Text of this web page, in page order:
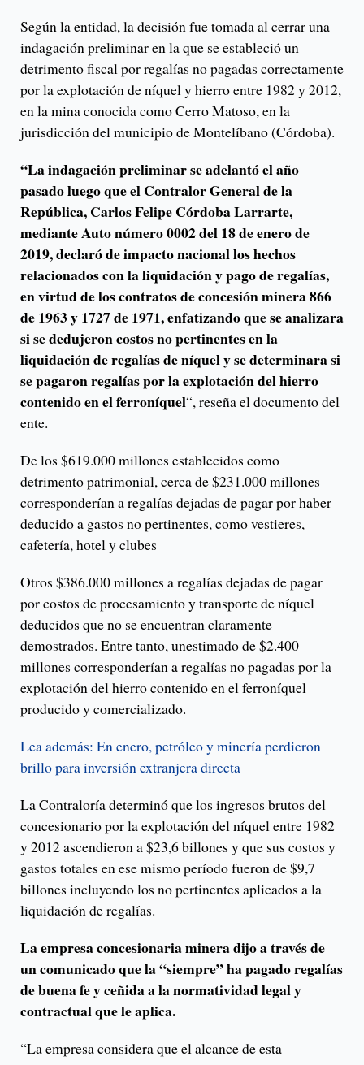
Según la entidad, la decisión fue tomada al cerrar una
indagación preliminar en la que se estableció un
detrimento fiscal por regalías no pagadas correctamente
por la explotación de níquel y hierro entre 1982 y 2012,
en la mina conocida como Cerro Matoso, en la
jurisdicción del municipio de Montelíbano (Córdoba).
“La indagación preliminar se adelantó el año
pasado luego que el Contralor General de la
República, Carlos Felipe Córdoba Larrarte,
mediante Auto número 0002 del 18 de enero de
2019, declaró de impacto nacional los hechos
relacionados con la liquidación y pago de regalías,
en virtud de los contratos de concesión minera 866
de 1963 y 1727 de 1971, enfatizando que se analizara
si se dedujeron costos no pertinentes en la
liquidación de regalías de níquel y se determinara si
se pagaron regalías por la explotación del hierro
contenido en el ferroníquel“, reseña el documento del
ente.
De los $619.000 millones establecidos como
detrimento patrimonial, cerca de $231.000 millones
corresponderían a regalías dejadas de pagar por haber
deducido a gastos no pertinentes, como vestieres,
cafetería, hotel y clubes
Otros $386.000 millones a regalías dejadas de pagar
por costos de procesamiento y transporte de níquel
deducidos que no se encuentran claramente
demostrados. Entre tanto, unestimado de $2.400
millones corresponderían a regalías no pagadas por la
explotación del hierro contenido en el ferroníquel
producido y comercializado.
Lea además: En enero, petróleo y minería perdieron
brillo para inversión extranjera directa
La Contraloría determinó que los ingresos brutos del
concesionario por la explotación del níquel entre 1982
y 2012 ascendieron a $23,6 billones y que sus costos y
gastos totales en ese mismo período fueron de $9,7
billones incluyendo los no pertinentes aplicados a la
liquidación de regalías.
La empresa concesionaria minera dijo a través de
un comunicado que la “siempre” ha pagado regalías
de buena fe y ceñida a la normatividad legal y
contractual que le aplica.
“La empresa considera que el alcance de esta